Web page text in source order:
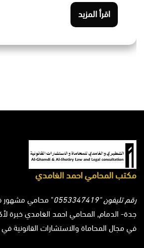
اقرأ المزيد
مكتب المحامي احمد الغامدي
رقم تليفون "0553347419
" محامي مشهور
في مجال المحاماة والاستشارات القانونية